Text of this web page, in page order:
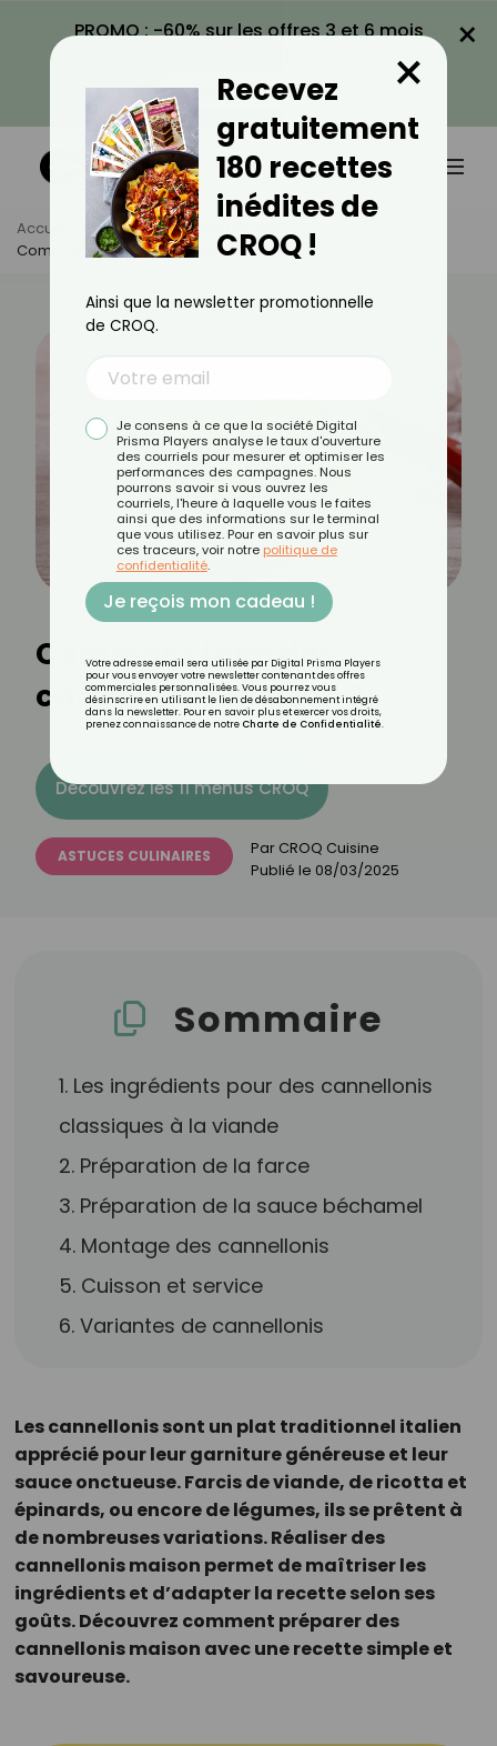
PROMO : -60% sur les offres 3 et 6 mois
VOIR LA PROMO
×
Accueil Actus
Astuces Culinaires
Comment Faire Des Cannellonis Maison ?
Comment faire des
cannellonis maison ?
Découvrez les 11 menus CROQ
ASTUCES CULINAIRES Par CROQ Cuisine
Publié le 08/03/2025
Sommaire
1. Les ingrédients pour des cannellonis
classiques à la viande
2. Préparation de la farce
3. Préparation de la sauce béchamel
4. Montage des cannellonis
5. Cuisson et service
6. Variantes de cannellonis
Les cannellonis sont un plat traditionnel italien
apprécié pour leur garniture généreuse et leur
sauce onctueuse. Farcis de viande, de ricotta et
épinards, ou encore de légumes, ils se prêtent à
de nombreuses variations. Réaliser des
cannellonis maison permet de maîtriser les
ingrédients et d’adapter la recette selon ses
goûts. Découvrez comment préparer des
cannellonis maison avec une recette simple et
savoureuse.
Recevez
gratuitement
180 recettes
inédites de
CROQ !
×
Ainsi que la newsletter promotionnelle
de CROQ.
Je consens à ce que la société Digital
Prisma Players analyse le taux d'ouverture
des courriels pour mesurer et optimiser les
performances des campagnes. Nous
pourrons savoir si vous ouvrez les
courriels, l'heure à laquelle vous le faites
ainsi que des informations sur le terminal
que vous utilisez. Pour en savoir plus sur
ces traceurs, voir notre politique de
confidentialité.
Je reçois mon cadeau !
Votre adresse email sera utilisée par Digital Prisma Players
pour vous envoyer votre newsletter contenant des offres
commerciales personnalisées. Vous pourrez vous
désinscrire en utilisant le lien de désabonnement intégré
dans la newsletter. Pour en savoir plus et exercer vos droits,
prenez connaissance de notre Charte de Confidentialité.